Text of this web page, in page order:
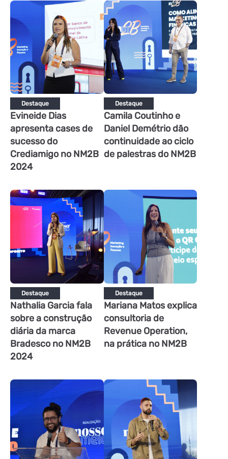
Destaque
Evineide Dias
apresenta cases de
sucesso do
Crediamigo no NM2B
2024
Destaque
Camila Coutinho e
Daniel Demétrio dão
continuidade ao ciclo
de palestras do NM2B
Destaque
Nathalia Garcia fala
sobre a construção
diária da marca
Bradesco no NM2B
2024
Destaque
Mariana Matos explica
consultoria de
Revenue Operation,
na prática no NM2B